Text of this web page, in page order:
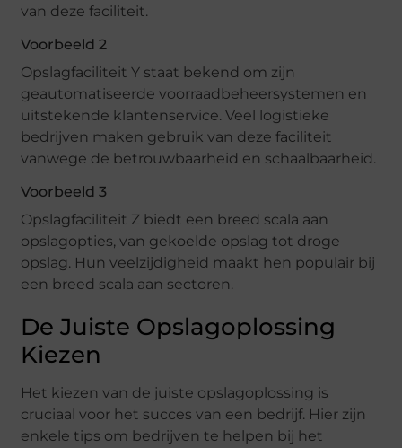
van deze faciliteit.
Voorbeeld 2
Opslagfaciliteit Y staat bekend om zijn
geautomatiseerde voorraadbeheersystemen en
uitstekende klantenservice. Veel logistieke
bedrijven maken gebruik van deze faciliteit
vanwege de betrouwbaarheid en schaalbaarheid.
Voorbeeld 3
Opslagfaciliteit Z biedt een breed scala aan
opslagopties, van gekoelde opslag tot droge
opslag. Hun veelzijdigheid maakt hen populair bij
een breed scala aan sectoren.
De Juiste Opslagoplossing
Kiezen
Het kiezen van de juiste opslagoplossing is
cruciaal voor het succes van een bedrijf. Hier zijn
enkele tips om bedrijven te helpen bij het